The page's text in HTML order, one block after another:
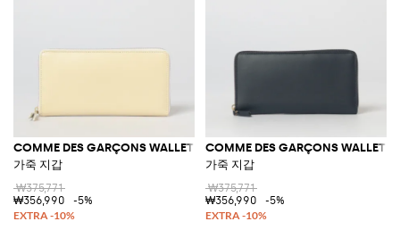
COMME DES GARÇONS WALLET
가죽 지갑
₩375,771
₩356,990
-5%
COMME DES GARÇONS WALLET
가죽 지갑
₩375,771
₩356,990
-5%